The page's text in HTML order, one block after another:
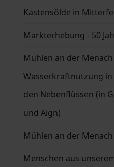
Kastensölde in
Markterhebung - 50
Mühlen an der Menach
Wasserkraftnutzung
den Nebenflüssen (in
und Aign)
Mühlen an der
Menschen aus